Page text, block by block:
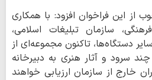
از این فراخوان افزود: با همکاری
سازمان تبلیغات اسلامی،
دستگاه‌ها، تاکنون مجموعه‌ای از
چند سرود و آثار هنری به دبیرخانه
خارج از سازمان ارزیابی خواهند